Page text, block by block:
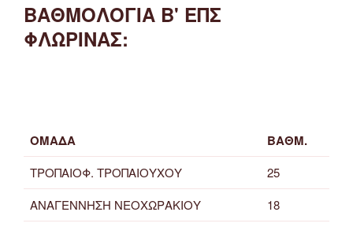
ΒΑΘΜΟΛΟΓΙΑ Β' ΕΠΣ
ΦΛΩΡΙΝΑΣ:
ΟΜΑΔΑ ΒΑΘΜ.
ΤΡΟΠΑΙΟΦ. ΤΡΟΠΑΙΟΥΧΟΥ
25
ΑΝΑΓΕΝΝΗΣΗ ΝΕΟΧΩΡΑΚΙΟΥ
18